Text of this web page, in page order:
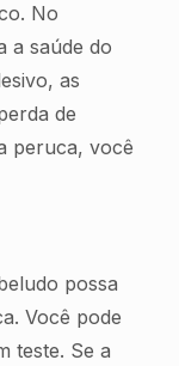
No
a saúde do
as
de
peruca, você
possa
Você pode
teste. Se a